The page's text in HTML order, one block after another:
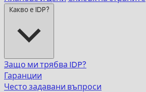
Какво е IDP?
Защо ми трябва IDP?
Гаранции
Често задавани въпроси